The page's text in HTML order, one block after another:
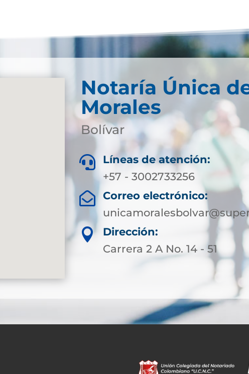
Notaría Única
Morales
Bolívar

Líneas de atención:
+57 - 3002733256

Correo electrónico:

Dirección:
Carrera 2 A No. 14 - 51